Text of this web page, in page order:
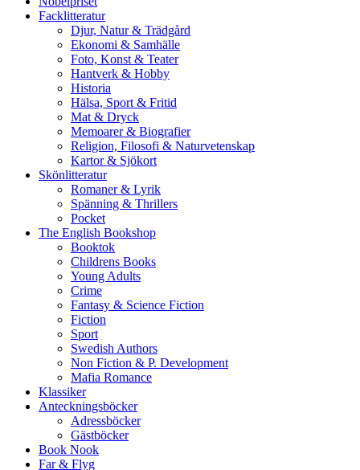
Facklitteratur
Djur, Natur & Trädgård
Ekonomi & Samhälle
Foto, Konst & Teater
Hantverk & Hobby
Historia
Hälsa, Sport & Fritid
Mat & Dryck
Memoarer & Biografier
Religion, Filosofi & Naturvetenskap
Kartor & Sjökort
Skönlitteratur
Romaner & Lyrik
Spänning & Thrillers
Pocket
The English Bookshop
Booktok
Childrens Books
Young Adults
Crime
Fantasy & Science Fiction
Fiction
Sport
Swedish Authors
Non Fiction & P. Development
Mafia Romance
Klassiker
Anteckningsböcker
Adressböcker
Gästböcker
Book Nook
Far & Flyg